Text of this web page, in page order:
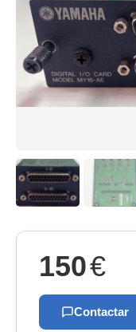
150€
Contactar